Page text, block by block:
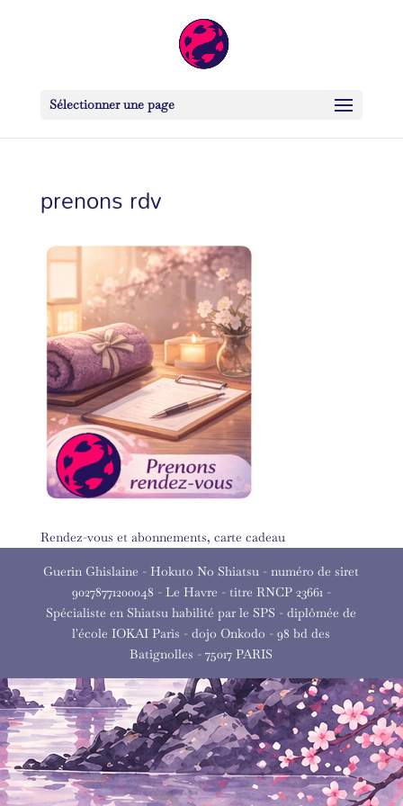
Sélectionner une page
prenons rdv
Rendez-vous et abonnements, carte cadeau
Guerin Ghislaine - Hokuto No Shiatsu - numéro de siret
90278771200048 - Le Havre - titre RNCP 23661 -
Spécialiste en Shiatsu habilité par le SPS - diplômée de
l'école IOKAI Paris - dojo Onkodo - 98 bd des
Batignolles - 75017 PARIS